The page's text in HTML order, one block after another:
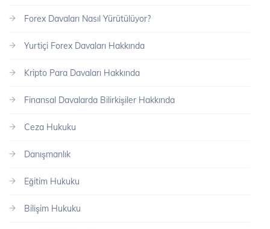
Forex Davaları Nasıl Yürütülüyor?
Yurtiçi Forex Davaları Hakkında
Kripto Para Davaları Hakkında
Finansal Davalarda Bilirkişiler Hakkında
Ceza Hukuku
Danışmanlık
Eğitim Hukuku
Bilişim Hukuku